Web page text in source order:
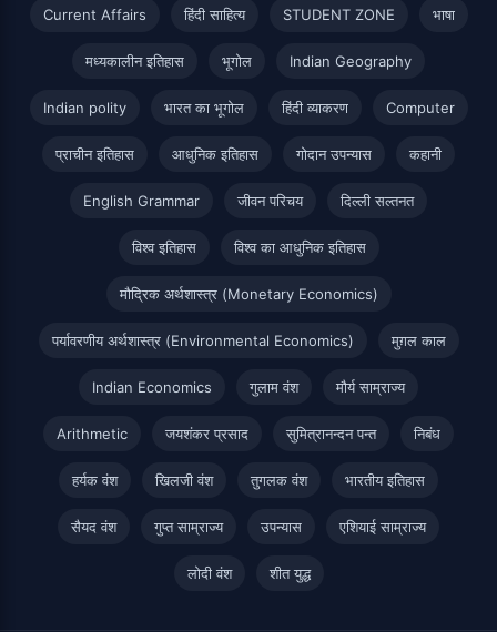
Current Affairs हिंदी साहित्य STUDENT ZONE भाषा
मध्यकालीन इतिहास भूगोल Indian Geography
Indian polity भारत का भूगोल हिंदी व्याकरण Computer
प्राचीन इतिहास आधुनिक इतिहास गोदान उपन्यास कहानी
English Grammar जीवन परिचय दिल्ली सल्तनत
विश्व इतिहास विश्व का आधुनिक इतिहास
मौद्रिक अर्थशास्त्र (Monetary Economics)
पर्यावरणीय अर्थशास्त्र (Environmental Economics) मुग़ल काल
Indian Economics गुलाम वंश मौर्य साम्राज्य
Arithmetic जयशंकर प्रसाद सुमित्रानन्दन पन्त निबंध
हर्यक वंश खिलजी वंश तुगलक वंश भारतीय इतिहास
सैयद वंश गुप्त साम्राज्य उपन्यास एशियाई साम्राज्य
लोदी वंश शीत युद्ध